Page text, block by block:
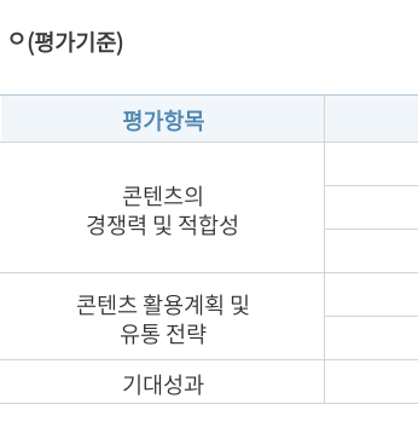
ㅇ(평가기준)
평가항목
콘텐츠의
경쟁력 및 적합성
콘텐츠 활용계획 및
유통 전략
기대성과